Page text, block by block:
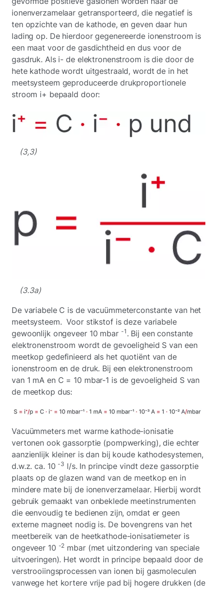
ionenverzamelaar getransporteerd, die negatief is
ten opzichte van de kathode, en geven daar hun
lading op. De hierdoor gegenereerde ionenstroom is
een maat voor de gasdichtheid en dus voor de
gasdruk. Als i- de elektronenstroom is die door de
hete kathode wordt uitgestraald, wordt de in het
meetsysteem geproduceerde drukproportionele
stroom i+ bepaald door:
(3,3)
(3.3a)
De variabele C is de vacuümmeterconstante van het
meetsysteem. Voor stikstof is deze variabele
gewoonlijk ongeveer 10 mbar -1 . Bij een constante
elektronenstroom wordt de gevoeligheid S van een
meetkop gedefinieerd als het quotiënt van de
ionenstroom en de druk. Bij een elektronenstroom
van 1 mA en C = 10 mbar-1 is de gevoeligheid S van
de meetkop dus:
Vacuümmeters met warme kathode-ionisatie
vertonen ook gassorptie (pompwerking), die echter
aanzienlijk kleiner is dan bij koude kathodesystemen,
d.w.z. ca. 10 -3 l/s. In principe vindt deze gassorptie
plaats op de glazen wand van de meetkop en in
mindere mate bij de ionenverzamelaar. Hierbij wordt
gebruik gemaakt van onbeklede meetinstrumenten
die eenvoudig te bedienen zijn, omdat er geen
externe magneet nodig is. De bovengrens van het
meetbereik van de heetkathode-ionisatiemeter is
ongeveer 10 -2 mbar (met uitzondering van speciale
uitvoeringen). Het wordt in principe bepaald door de
verstrooiingsprocessen van ionen bij gasmoleculen
vanwege het kortere vrije pad bij hogere drukken (de